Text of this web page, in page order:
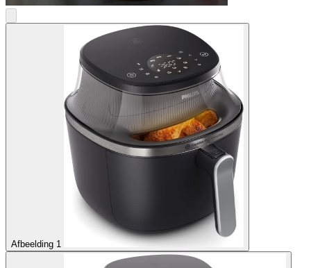
Afbeelding 1